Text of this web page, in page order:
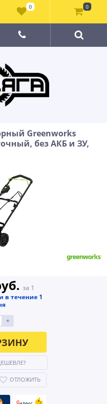
Greenworks
без АКБ и ЗУ,
за 1
в течение 1
+
ОТЛОЖИТЬ
0 0